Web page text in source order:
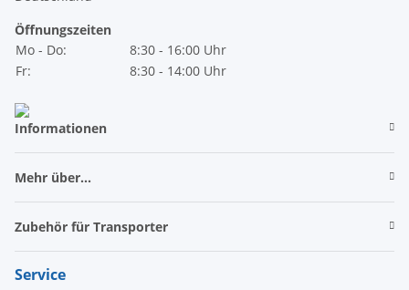
Öffnungszeiten
Mo - Do:
8:30 - 16:00 Uhr
Fr:
8:30 - 14:00 Uhr
Informationen
Mehr über...
Zubehör für Transporter
Service